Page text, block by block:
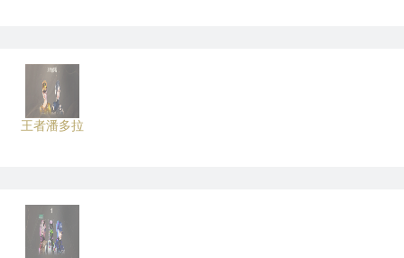
王者潘多拉